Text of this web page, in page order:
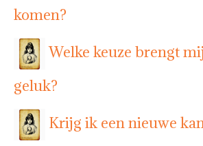
komen?
Welke keuze brengt
geluk?
Krijg ik een nieuwe